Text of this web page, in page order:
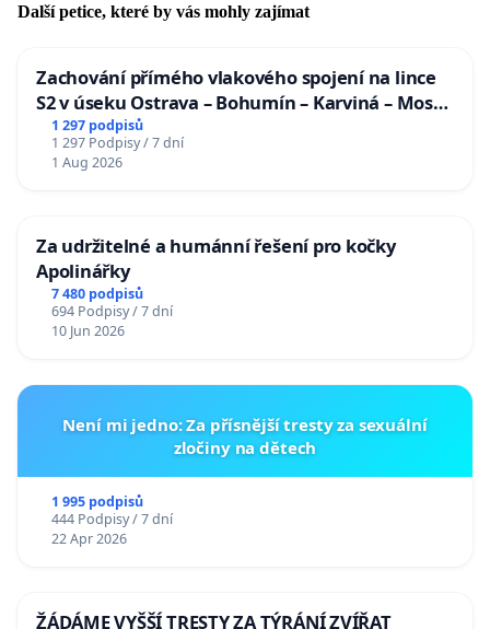
Další petice, které by vás mohly zajímat
Zachování přímého vlakového spojení na lince
S2 v úseku Ostrava – Bohumín – Karviná – Mosty
u Jablunkova
1 297 podpisů
1 297 Podpisy / 7 dní
1 Aug 2026
Za udržitelné a humánní řešení pro kočky
Apolinářky
7 480 podpisů
694 Podpisy / 7 dní
10 Jun 2026
Není mi jedno: Za přísnější tresty za sexuální
zločiny na dětech
1 995 podpisů
444 Podpisy / 7 dní
22 Apr 2026
ŽÁDÁME VYŠŠÍ TRESTY ZA TÝRÁNÍ ZVÍŘAT